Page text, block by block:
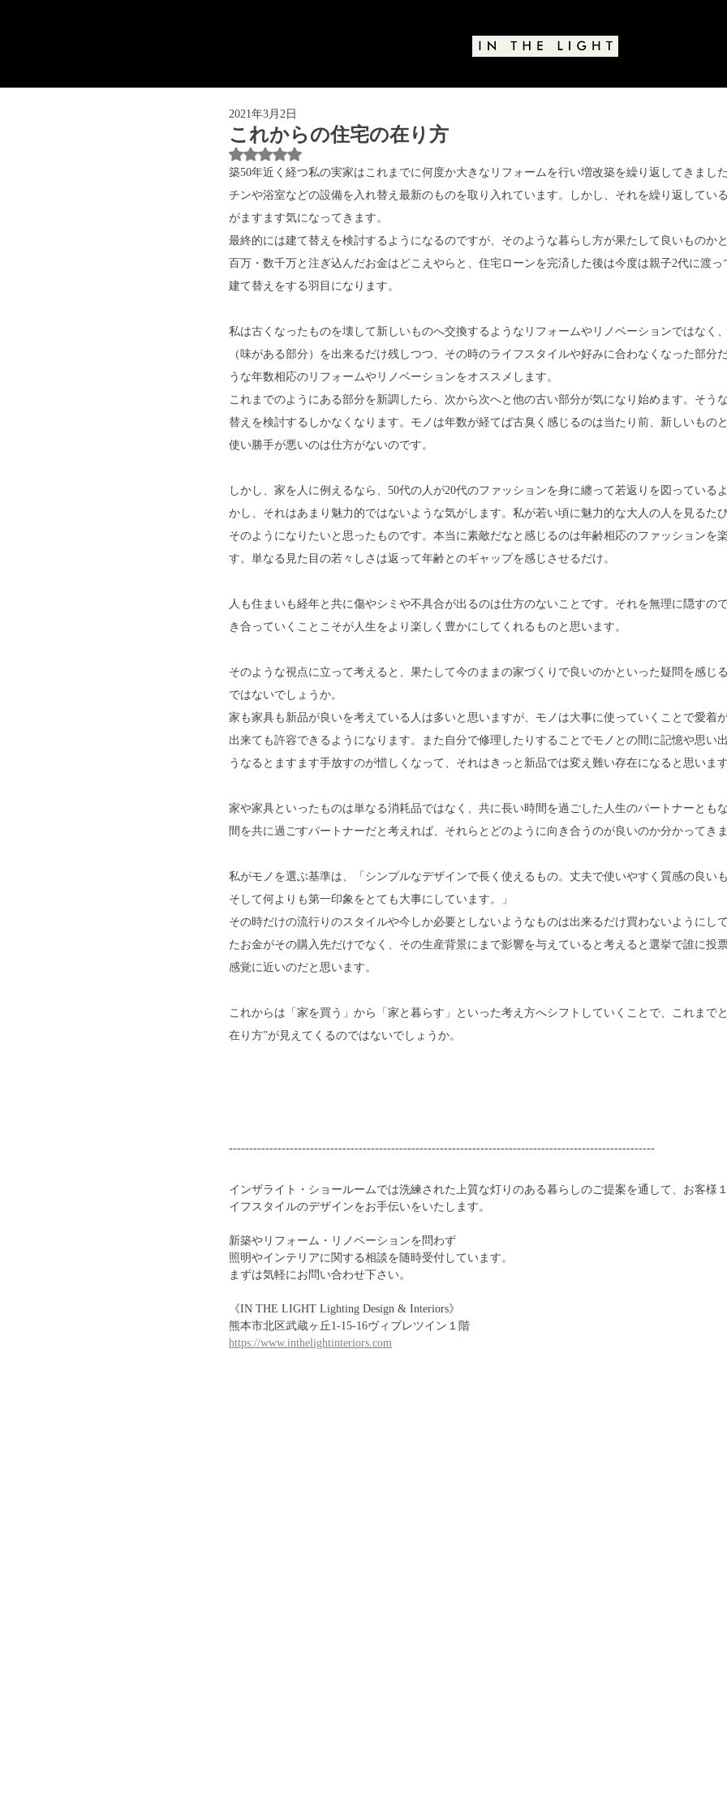
これからの住宅の在り方
2021年3月2日
5つ星のうちNaNと評価されています。
築50年近く経つ私の実家はこれまでに何度か大きなリフォームを行い増改築を繰り返してきまし
チンや浴室などの設備を入れ替え最新のものを取り入れています。しかし、それを繰り返してい
がますます気になってきます。
最終的には建て替えを検討するようになるのですが、そのような暮らし方が果たして良いものか
百万・数千万と注ぎ込んだお金はどこえやらと、住宅ローンを完済した後は今度は親子2代に渡っ
建て替えをする羽目になります。
私は古くなったものを壊して新しいものへ交換するようなリフォームやリノベーションではなく
（味がある部分）を出来るだけ残しつつ、その時のライフスタイルや好みに合わなくなった部分
うな年数相応のリフォームやリノベーションをオススメします。
これまでのようにある部分を新調したら、次から次へと他の古い部分が気になり始めます。そう
替えを検討するしかなくなります。モノは年数が経てば古臭く感じるのは当たり前、新しいもの
使い勝手が悪いのは仕方がないのです。
しかし、家を人に例えるなら、50代の人が20代のファッションを身に纏って若返りを図っている
かし、それはあまり魅力的ではないような気がします。私が若い頃に魅力的な大人の人を見るた
そのようになりたいと思ったものです。本当に素敵だなと感じるのは年齢相応のファッションを
す。単なる見た目の若々しさは返って年齢とのギャップを感じさせるだけ。
人も住まいも経年と共に傷やシミや不具合が出るのは仕方のないことです。それを無理に隠すの
き合っていくことこそが人生をより楽しく豊かにしてくれるものと思います。
そのような視点に立って考えると、果たして今のままの家づくりで良いのかといった疑問を感じ
ではないでしょうか。
家も家具も新品が良いを考えている人は多いと思いますが、モノは大事に使っていくことで愛着
出来ても許容できるようになります。また自分で修理したりすることでモノとの間に記憶や思い
うなるとますます手放すのが惜しくなって、それはきっと新品では変え難い存在になると思います
家や家具といったものは単なる消耗品ではなく、共に長い時間を過ごした人生のパートナーとも
間を共に過ごすパートナーだと考えれば、それらとどのように向き合うのが良いのか分かってきま
私がモノを選ぶ基準は、「シンプルなデザインで長く使えるもの。丈夫で使いやすく質感の良い
そして何よりも第一印象をとても大事にしています。」
その時だけの流行りのスタイルや今しか必要としないようなものは出来るだけ買わないようにし
たお金がその購入先だけでなく、その生産背景にまで影響を与えていると考えると選挙で誰に投
感覚に近いのだと思います。
これからは「家を買う」から「家と暮らす」といった考え方へシフトしていくことで、これまで
在り方”が見えてくるのではないでしょうか。
---------------------------------------------------------------------------------------------------------
インザライト・ショールームでは洗練された上質な灯りのある暮らしのご提案を通して、お客様
イフスタイルのデザインをお手伝いをいたします。
新築やリフォーム・リノベーションを問わず
照明やインテリアに関する相談を随時受付しています。
まずは気軽にお問い合わせ下さい。
《IN THE LIGHT Lighting Design & Interiors》
熊本市北区武蔵ヶ丘1-15-16ヴィブレツイン１階
https://www.inthelightinteriors.com